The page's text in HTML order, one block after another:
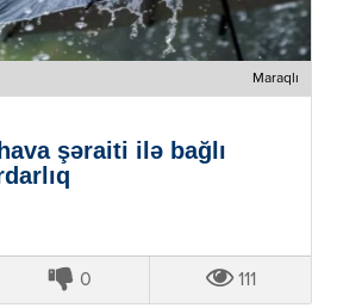
Maraqlı
şəraiti ilə bağlı
0 111